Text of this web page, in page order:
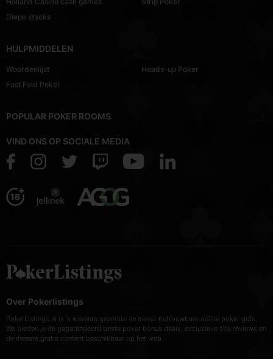
Diepe stacks
HULPMIDDELEN
Woordenlijst
Fast Fold Poker
Heads-up Poker
POPULAR POKER ROOMS
VIND ONS OP SOCIALE MEDIA
Over Pokerlistings
PokerListings.nl is 's werelds grootste en meest betrouwbare online poker gids.
We bieden je de gegarandeerd beste poker bonus deals, exclusieve site reviews en
de meeste gratis content beschikbaar op het web.